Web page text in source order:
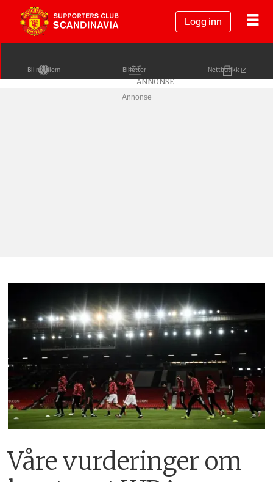
Logg inn
Bli medlem Billetter Nettbutikk
Annonse
Våre vurderinger om